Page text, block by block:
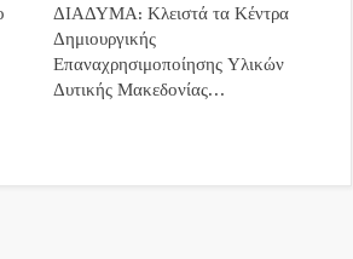
ΔΙΑΔΥΜΑ: Κλειστά τα Κέντρα
Δημιουργικής
Επαναχρησιμοποίησης Υλικών
Δυτικής Μακεδονίας…